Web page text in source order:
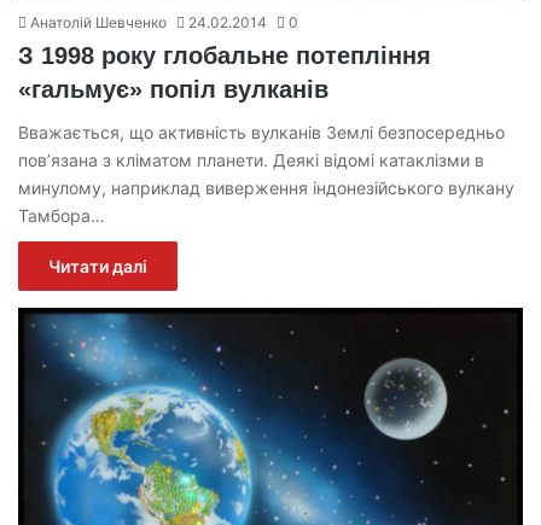
Анатолій Шевченко 24.02.2014 0
З 1998 року глобальне потепління
«гальмує» попіл вулканів
Вважається, що активність вулканів Землі безпосередньо
пов’язана з кліматом планети. Деякі відомі катаклізми в
минулому, наприклад виверження індонезійського вулкану
Тамбора…
Читати далі